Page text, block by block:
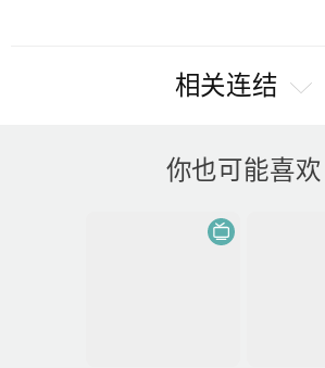
相关连结
你也可能喜欢